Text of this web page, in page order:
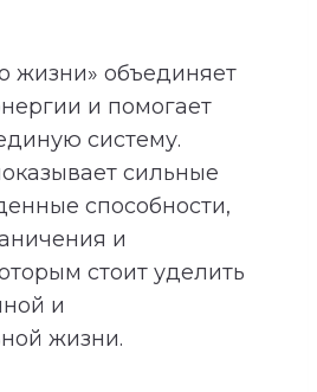
жизни» объединяет
и помогает
систему.
сильные
способности,
и
стоит уделить
и
жизни.